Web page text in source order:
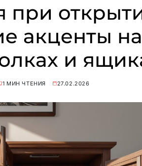
при
акценты на
и
1 МИН ЧТЕНИЯ 27.02.2026